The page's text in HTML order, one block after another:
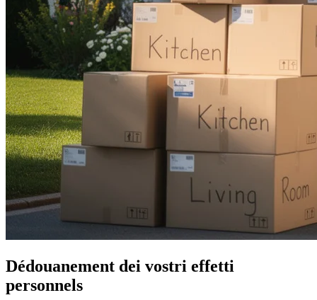
Dédouanement dei vostri effetti
personnels